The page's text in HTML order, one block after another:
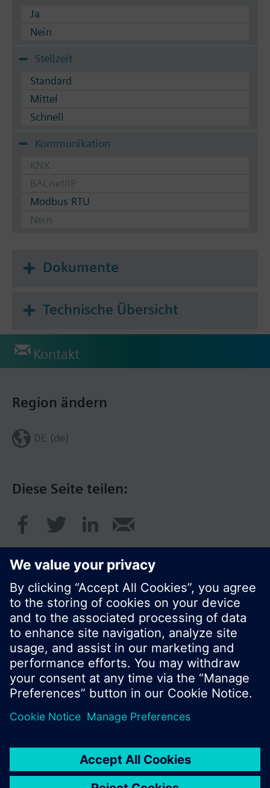
Ja
Nein
Stellzeit
Standard
Mittel
Schnell
Kommunikation
KNX
BACnet/IP
Modbus RTU
Nein
Dokumente
Technische Übersicht
Kontakt
Diese Seite teilen:
Region ändern
DE (de)
© Siemens Schweiz AG 2020
Preise: unverbindliche Preisempfehlung ohne
MWSt in EUR
Nutzungsbedingungen